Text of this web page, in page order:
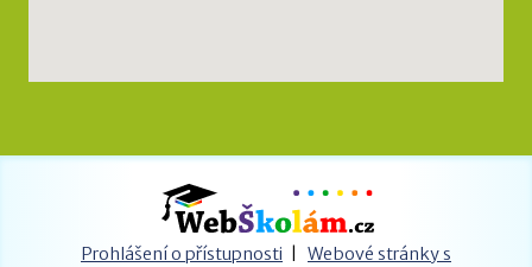
Prohlášení o přístupnosti Webové stránky s